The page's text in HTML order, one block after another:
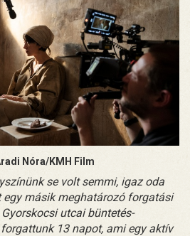
Nóra/KMH Film
se volt semmi, igaz oda
egy másik meghatározó forgatási
utcai büntetés-
13 napot, ami egy aktív